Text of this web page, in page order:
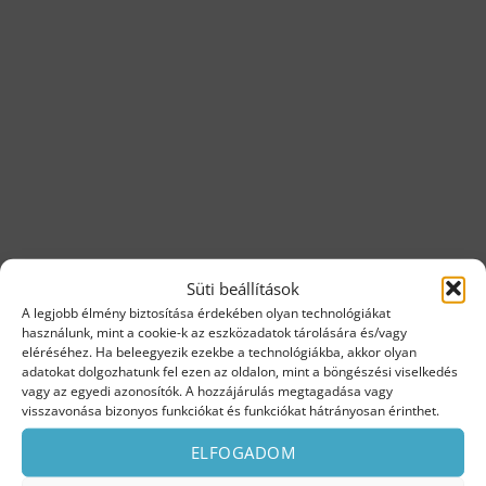
Süti beállítások
A legjobb élmény biztosítása érdekében olyan technológiákat
használunk, mint a cookie-k az eszközadatok tárolására és/vagy
eléréséhez. Ha beleegyezik ezekbe a technológiákba, akkor olyan
adatokat dolgozhatunk fel ezen az oldalon, mint a böngészési viselkedés
vagy az egyedi azonosítók. A hozzájárulás megtagadása vagy
visszavonása bizonyos funkciókat és funkciókat hátrányosan érinthet.
ELFOGADOM
KAPCSOLÓDÓ TERMÉKEK